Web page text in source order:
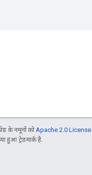
के नमूनों कोApache 2.0 License
हुआ ट्रेडमार्क है.